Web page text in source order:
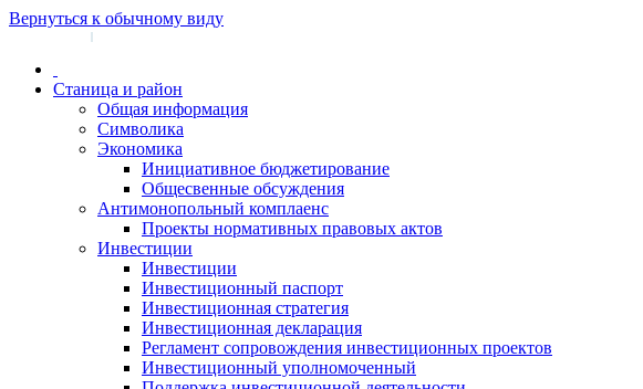
Вернуться к обычному виду
|
Станица и район
Общая информация
Символика
Экономика
Инициативное бюджетирование
Общесвенные обсуждения
Антимонопольный комплаенс
Проекты нормативных правовых актов
Инвестиции
Инвестиции
Инвестиционный паспорт
Инвестиционная стратегия
Инвестиционная декларация
Регламент сопровождения инвестиционных проектов
Инвестиционный уполномоченный